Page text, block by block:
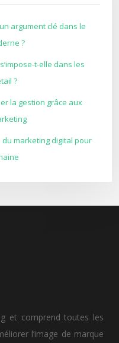
argument clé dans le
?
t-elle dans les
?
la gestion grâce aux
marketing digital pour
et comprend toutes les
l’image de marque